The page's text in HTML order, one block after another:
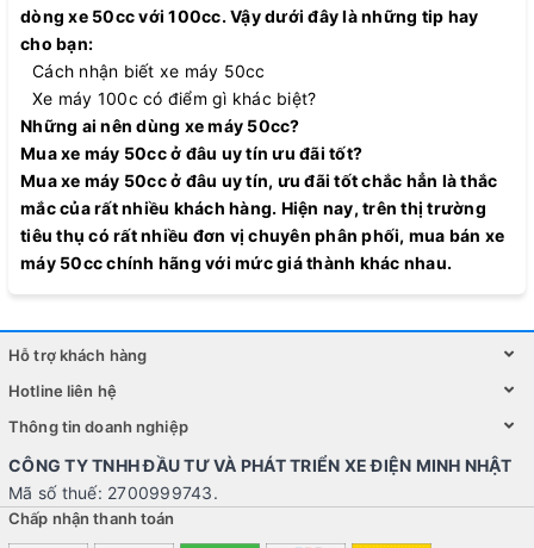
dòng xe 50cc với 100cc. Vậy dưới đây là những tip hay
cho bạn:
Cách nhận biết xe máy 50cc
Xe máy 100c có điểm gì khác biệt?
Những ai nên dùng xe máy 50cc?
Mua xe máy 50cc ở đâu uy tín ưu đãi tốt?
Mua xe máy 50cc ở đâu uy tín, ưu đãi tốt chắc hẳn là thắc
mắc của rất nhiều khách hàng. Hiện nay, trên thị trường
tiêu thụ có rất nhiều đơn vị chuyên phân phối, mua bán xe
máy 50cc chính hãng với mức giá thành khác nhau.
Hỗ trợ khách hàng
Hotline liên hệ
Thông tin doanh nghiệp
CÔNG TY TNHH ĐẦU TƯ VÀ PHÁT TRIỂN XE ĐIỆN MINH NHẬT
Mã số thuế: 2700999743.
Chấp nhận thanh toán